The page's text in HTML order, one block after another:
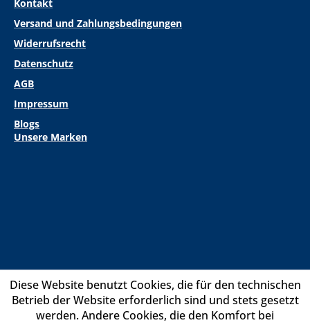
Kontakt
Versand und Zahlungsbedingungen
Widerrufsrecht
Datenschutz
AGB
Impressum
Blogs
Unsere Marken
Diese Website benutzt Cookies, die für den technischen
Betrieb der Website erforderlich sind und stets gesetzt
werden. Andere Cookies, die den Komfort bei